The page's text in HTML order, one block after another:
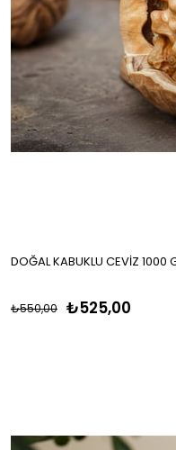
DOĞAL KABUKLU CEVİZ 1000
₺525,00
₺550,00